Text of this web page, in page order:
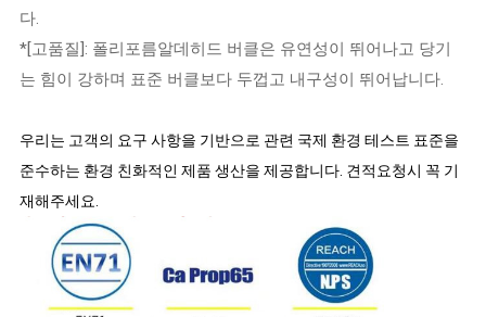
다.
*[고품질]: 폴리포름알데히드 버클은 유연성이 뛰어나고 당기
는 힘이 강하며 표준 버클보다 두껍고 내구성이 뛰어납니다.
우리는 고객의 요구 사항을 기반으로 관련 국제 환경 테스트 표준을
준수하는 환경 친화적인 제품 생산을 제공합니다. 견적요청시 꼭 기
재해주세요.